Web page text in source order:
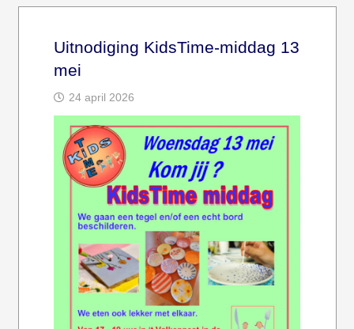
Uitnodiging KidsTime-middag 13
mei
24 april 2026